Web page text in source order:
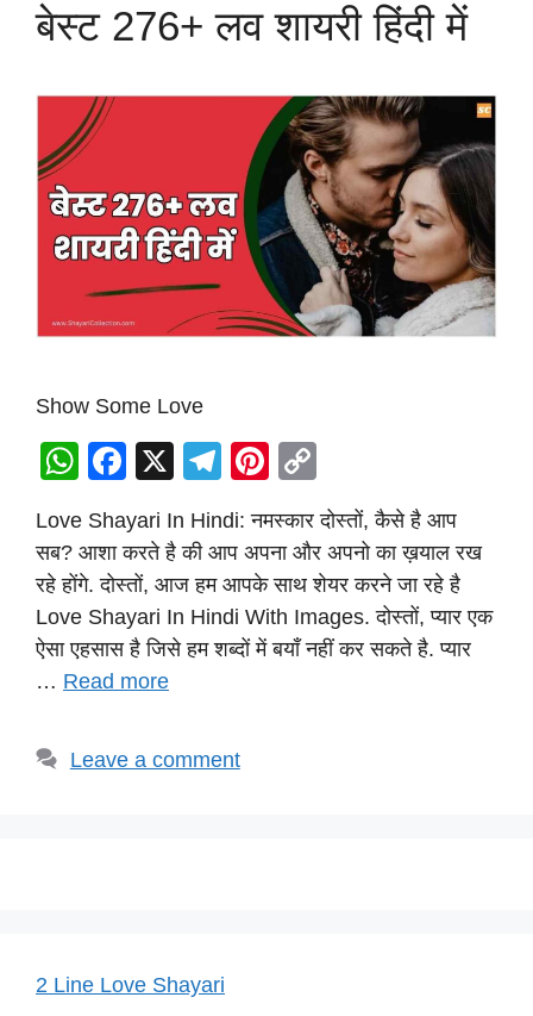
बेस्ट 276+ लव शायरी हिंदी में
Show Some Love
W
at
s
A
p
p
F
c
e
b
o
o
X
T
e
gr
a
m
Pi
er
e
st
o
p
y
Li
n
Love Shayari In Hindi: नमस्कार दोस्तों, कैसे है आप
सब? आशा करते है की आप अपना और अपनो का ख़याल रख
रहे होंगे. दोस्तों, आज हम आपके साथ शेयर करने जा रहे है
Love Shayari In Hindi With Images. दोस्तों, प्यार एक
ऐसा एहसास है जिसे हम शब्दों में बयाँ नहीं कर सकते है. प्यार
… Read more
Leave a comment
2 Line Love Shayari